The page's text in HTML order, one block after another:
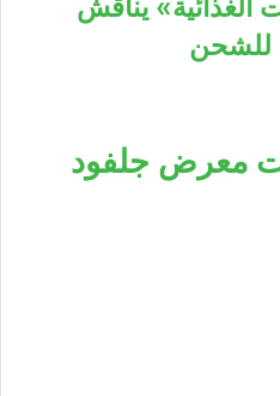
الغذائية» يناقش
للشحن
معرض جلفود